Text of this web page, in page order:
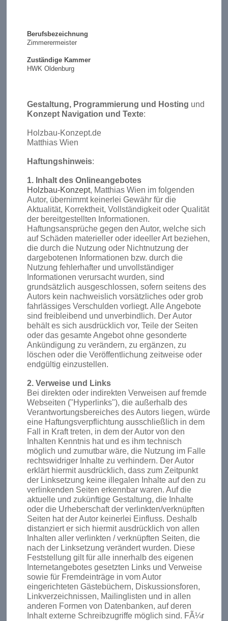
Berufsbezeichnung
Zimmerermeister
Zuständige Kammer
HWK Oldenburg
Gestaltung, Programmierung und Hosting und
Konzept Navigation und Texte:
Holzbau-Konzept.de
Matthias Wien
Haftungshinweis:
1. Inhalt des Onlineangebotes
Holzbau-Konzept, Matthias Wien im folgenden
Autor, übernimmt keinerlei Gewähr für die
Aktualität, Korrektheit, Vollständigkeit oder Qualität
der bereitgestellten Informationen.
Haftungsansprüche gegen den Autor, welche sich
auf Schäden materieller oder ideeller Art beziehen,
die durch die Nutzung oder Nichtnutzung der
dargebotenen Informationen bzw. durch die
Nutzung fehlerhafter und unvollständiger
Informationen verursacht wurden, sind
grundsätzlich ausgeschlossen, sofern seitens des
Autors kein nachweislich vorsätzliches oder grob
fahrlässiges Verschulden vorliegt. Alle Angebote
sind freibleibend und unverbindlich. Der Autor
behält es sich ausdrücklich vor, Teile der Seiten
oder das gesamte Angebot ohne gesonderte
Ankündigung zu verändern, zu ergänzen, zu
löschen oder die Veröffentlichung zeitweise oder
endgültig einzustellen.
2. Verweise und Links
Bei direkten oder indirekten Verweisen auf fremde
Webseiten ("Hyperlinks"), die außerhalb des
Verantwortungsbereiches des Autors liegen, würde
eine Haftungsverpflichtung ausschließlich in dem
Fall in Kraft treten, in dem der Autor von den
Inhalten Kenntnis hat und es ihm technisch
möglich und zumutbar wäre, die Nutzung im Falle
rechtswidriger Inhalte zu verhindern. Der Autor
erklärt hiermit ausdrücklich, dass zum Zeitpunkt
der Linksetzung keine illegalen Inhalte auf den zu
verlinkenden Seiten erkennbar waren. Auf die
aktuelle und zukünftige Gestaltung, die Inhalte
oder die Urheberschaft der verlinkten/verknüpften
Seiten hat der Autor keinerlei Einfluss. Deshalb
distanziert er sich hiermit ausdrücklich von allen
Inhalten aller verlinkten / verknüpften Seiten, die
nach der Linksetzung verändert wurden. Diese
Feststellung gilt für alle innerhalb des eigenen
Internetangebotes gesetzten Links und Verweise
sowie für Fremdeinträge in vom Autor
eingerichteten Gästebüchern, Diskussionsforen,
Linkverzeichnissen, Mailinglisten und in allen
anderen Formen von Datenbanken, auf deren
Inhalt externe Schreibzugriffe möglich sind. FÃ¼r